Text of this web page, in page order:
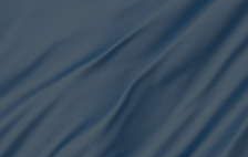
Уплотнитель для белья
Кулирка
Ластовицы (отрезы)